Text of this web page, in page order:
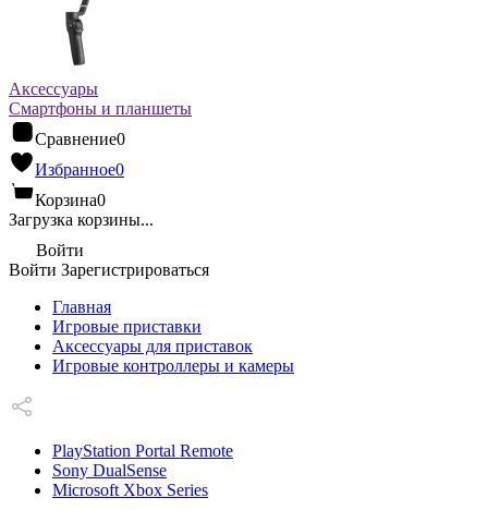
Аксессуары
Смартфоны и планшеты
Сравнение0
Избранное0
Корзина0
Загрузка корзины...
Войти
Войти Зарегистрироваться
Главная
Игровые приставки
Аксессуары для приставок
Игровые контроллеры и камеры
PlayStation Portal Remote
Sony DualSense
Microsoft Xbox Series